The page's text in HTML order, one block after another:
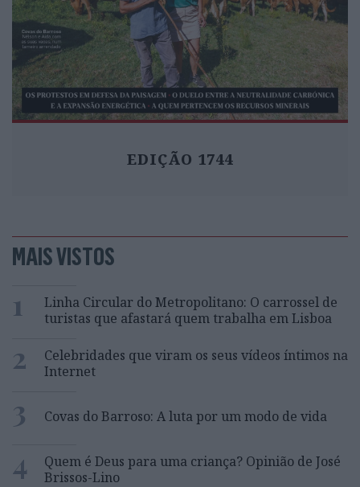
EDIÇÃO 1744
MAIS VISTOS
1
Linha Circular do Metropolitano: O carrossel de
turistas que afastará quem trabalha em Lisboa
2
Celebridades que viram os seus vídeos íntimos na
Internet
3 Covas do Barroso: A luta por um modo de vida
4
Quem é Deus para uma criança? Opinião de José
Brissos-Lino